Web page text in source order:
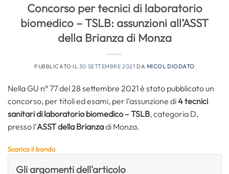
Concorso per tecnici di laboratorio
biomedico – TSLB: assunzioni all’ASST
della Brianza di Monza
PUBBLICATO IL 30 SETTEMBRE 2021 DA MICOL DIODATO
Nella GU n° 77 del 28 settembre 2021 è stato pubblicato un
concorso, per titoli ed esami, per l’assunzione di4 tecnici
sanitari di laboratorio biomedico – TSLB, categoria D,
presso l’ASST della Brianzadi Monza.
Scarica il bando
Gli argomenti dell'articolo